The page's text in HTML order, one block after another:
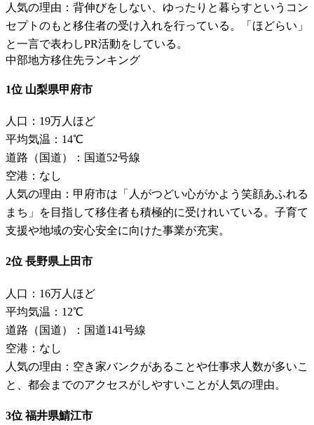
人気の理由：背伸びをしない、ゆったりと暮らすというコン
セプトのもと移住者の受け入れを行っている。「ほどらい」
と一言で表わしPR活動をしている。
中部地方移住先ランキング
1位 山梨県甲府市
人口：19万人ほど
平均気温：14℃
道路（国道）：国道52号線
空港：なし
人気の理由：甲府市は「人がつどい心がかよう笑顔あふれる
まち」を目指して移住者も積極的に受けれいている。子育て
支援や地域の安心安全に向けた事業が充実。
2位 長野県上田市
人口：16万人ほど
平均気温：12℃
道路（国道）：国道141号線
空港：なし
人気の理由：空き家バンクがあることや仕事求人数が多いこ
と、都会までのアクセスがしやすいことが人気の理由。
3位 福井県鯖江市